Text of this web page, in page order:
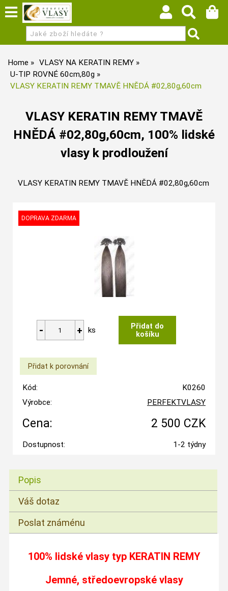
Home
VLASY NA KERATIN REMY
U-TIP ROVNÉ 60cm,80g
VLASY KERATIN REMY TMAVĚ HNĚDÁ #02,80g,60cm
VLASY KERATIN REMY TMAVĚ
HNĚDÁ #02,80g,60cm, 100% lidské
vlasy k prodloužení
VLASY KERATIN REMY TMAVĚ HNĚDÁ #02,80g,60cm
ks
Kód:
K0260
Výrobce:
PERFEKTVLASY
Cena: 2 500 CZK
Dostupnost: 1-2 týdny
Popis
Váš dotaz
Poslat známénu
100% lidské vlasy typ KERATIN REMY
Jemné, středoevropské vlasy